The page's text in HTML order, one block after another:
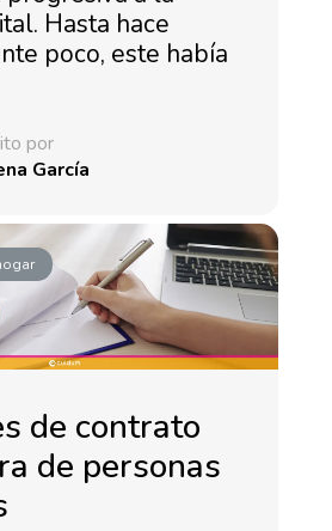
Hasta hace
poco, este había
por
García
de contrato
de personas